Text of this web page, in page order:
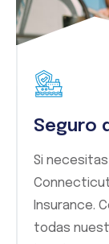
Seguro
Si
Insurance.
todas